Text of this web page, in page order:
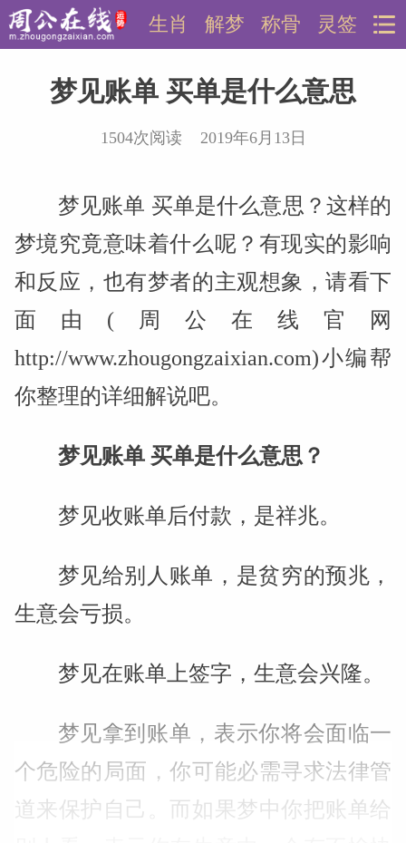
灵签
称骨
解梦
生肖
梦见账单 买单是什么意思
1504次阅读 2019年6月13日
梦见账单 买单是什么意思？这样的
梦境究竟意味着什么呢？有现实的影响
和反应，也有梦者的主观想象，请看下
面由(周公在线官网
http://www.zhougongzaixian.com)小编帮
你整理的详细解说吧。
梦见账单 买单是什么意思？
梦见收账单后付款，是祥兆。
梦见给别人账单，是贫穷的预兆，
生意会亏损。
梦见在账单上签字，生意会兴隆。
梦见拿到账单，表示你将会面临一
个危险的局面，你可能必需寻求法律管
道来保护自己。而如果梦中你把账单给